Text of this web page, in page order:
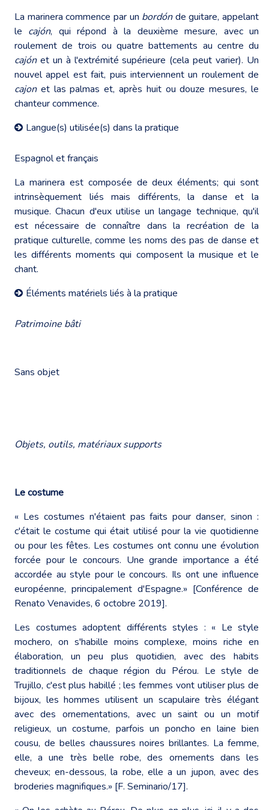
La marinera commence par un bordónde guitare, appelant
le cajón, qui répond à la deuxième mesure, avec un
roulement de trois ou quatre battements au centre du
cajónet un à l'extrémité supérieure (cela peut varier). Un
nouvel appel est fait, puis interviennent un roulement de
cajonet las palmas et, après huit ou douze mesures, le
chanteur commence.
Langue(s) utilisée(s) dans la pratique
Espagnol et français
La marinera est composée de deux éléments; qui sont
intrinsèquement liés mais différents, la danse et la
musique. Chacun d'eux utilise un langage technique, qu'il
est nécessaire de connaître dans la recréation de la
pratique culturelle, comme les noms des pas de danse et
les différents moments qui composent la musique et le
chant.
Éléments matériels liés à la pratique
Patrimoine bâti
Sans objet
Objets, outils, matériaux supports
Le costume
« Les costumes n'étaient pas faits pour danser, sinon :
c'était le costume qui était utilisé pour la vie quotidienne
ou pour les fêtes. Les costumes ont connu une évolution
forcée pour le concours. Une grande importance a été
accordée au style pour le concours. Ils ont une influence
européenne, principalement d'Espagne.» [Conférence de
Renato Venavides, 6 octobre 2019].
Les costumes adoptent différents styles : « Le style
mochero, on s'habille moins complexe, moins riche en
élaboration, un peu plus quotidien, avec des habits
traditionnels de chaque région du Pérou. Le style de
Trujillo, c'est plus habillé ; les femmes vont utiliser plus de
bijoux, les hommes utilisent un scapulaire très élégant
avec des ornementations, avec un saint ou un motif
religieux, un costume, parfois un poncho en laine bien
cousu, de belles chaussures noires brillantes. La femme,
elle, a une très belle robe, des ornements dans les
cheveux; en-dessous, la robe, elle a un jupon, avec des
broderies magnifiques.» [F. Seminario/17].